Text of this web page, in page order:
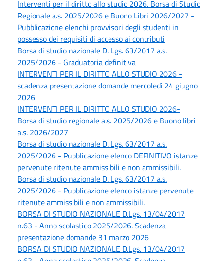
Interventi per il diritto allo studio 2026. Borsa di Studio
Regionale a.s. 2025/2026 e Buono Libri 2026/2027 -
Pubblicazione elenchi provvisori degli studenti in
possesso dei requisiti di accesso ai contributi
Borsa di studio nazionale D. Lgs. 63/2017 a.s.
2025/2026 - Graduatoria definitiva
INTERVENTI PER IL DIRITTO ALLO STUDIO 2026 -
scadenza presentazione domande mercoledì 24 giugno
2026
INTERVENTI PER IL DIRITTO ALLO STUDIO 2026-
Borsa di studio regionale a.s. 2025/2026 e Buono libri
a.s. 2026/2027
Borsa di studio nazionale D. Lgs. 63/2017 a.s.
2025/2026 - Pubblicazione elenco DEFINITIVO istanze
pervenute ritenute ammissibili e non ammissibili.
Borsa di studio nazionale D. Lgs. 63/2017 a.s.
2025/2026 - Pubblicazione elenco istanze pervenute
ritenute ammissibili e non ammissibili.
BORSA DI STUDIO NAZIONALE D.Lgs. 13/04/2017
n.63 - Anno scolastico 2025/2026. Scadenza
presentazione domande 31 marzo 2026
BORSA DI STUDIO NAZIONALE D.Lgs. 13/04/2017